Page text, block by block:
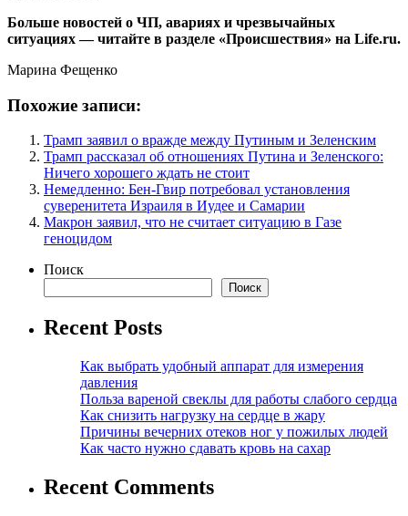
Больше новостей о ЧП, авариях и чрезвычайных
ситуациях — читайте в разделе «Происшествия» на Life.ru.
Марина Фещенко
Похожие записи:
Трамп заявил о вражде между Путиным и Зеленским
Трамп рассказал об отношениях Путина и Зеленского:
Ничего хорошего ждать не стоит
Немедленно: Бен-Гвир потребовал установления
суверенитета Израиля в Иудее и Самарии
Макрон заявил, что не считает ситуацию в Газе
геноцидом
Поиск
Поиск
Recent Posts
Как выбрать удобный аппарат для измерения
давления
Польза вареной свеклы для работы слабого сердца
Как снизить нагрузку на сердце в жару
Причины вечерних отеков ног у пожилых людей
Как часто нужно сдавать кровь на сахар
Recent Comments